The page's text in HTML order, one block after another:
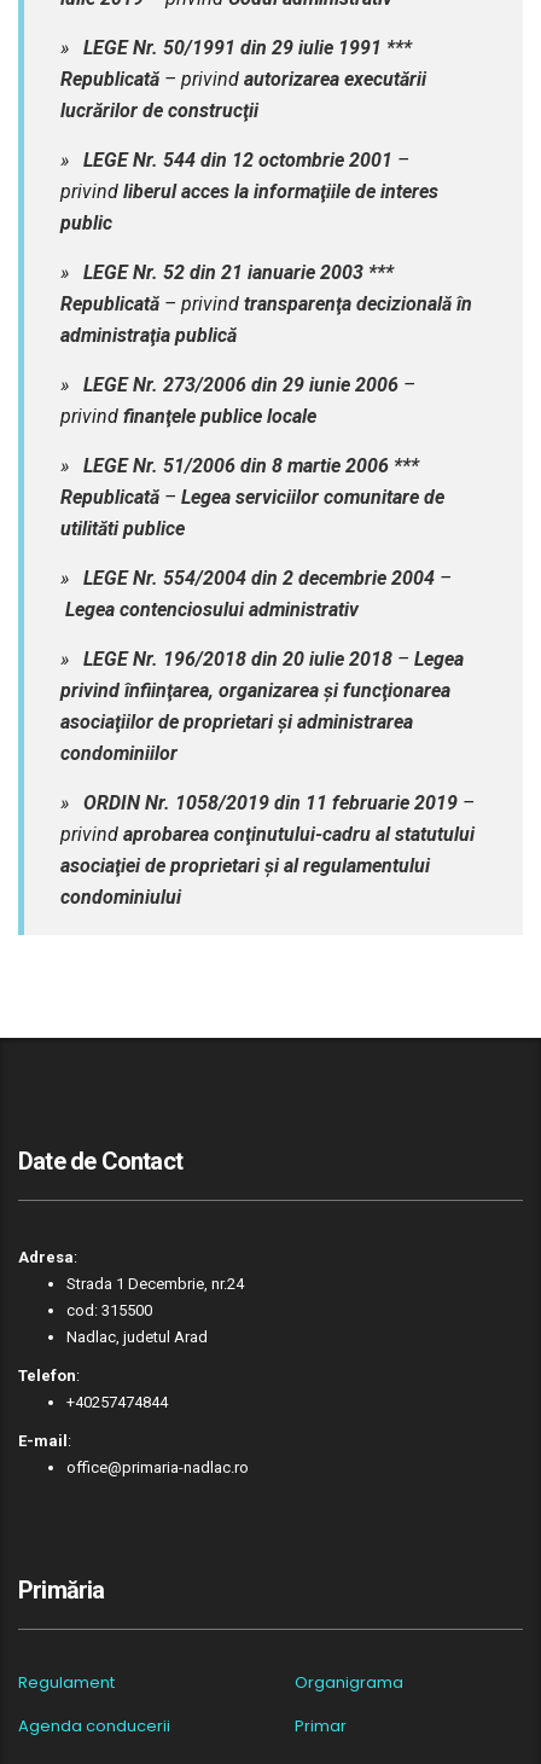
» LEGE Nr. 50/1991 din 29 iulie 1991 ***
Republicată – privind autorizarea executării
lucrărilor de construcţii
» LEGE Nr. 544 din 12 octombrie 2001 –
privind liberul acces la informaţiile de interes
public
» LEGE Nr. 52 din 21 ianuarie 2003 ***
Republicată – privind transparenţa decizională în
administraţia publică
» LEGE Nr. 273/2006 din 29 iunie 2006 –
privind finanţele publice locale
» LEGE Nr. 51/2006 din 8 martie 2006 ***
Republicată – Legea serviciilor comunitare de
utilităti publice
» LEGE Nr. 554/2004 din 2 decembrie 2004 –
Legea contenciosului administrativ
» LEGE Nr. 196/2018 din 20 iulie 2018 – Legea
privind înfiinţarea, organizarea şi funcţionarea
asociaţiilor de proprietari şi administrarea
condominiilor
» ORDIN Nr. 1058/2019 din 11 februarie 2019 –
privind aprobarea conţinutului-cadru al statutului
asociaţiei de proprietari şi al regulamentului
condominiului
Date de Contact
Adresa:
Strada 1 Decembrie, nr.24
cod: 315500
Nadlac, judetul Arad
Telefon:
+40257474844
E-mail :
office@primaria-nadlac.ro
Primăria
Regulament
Organigrama
Agenda conducerii
Primar